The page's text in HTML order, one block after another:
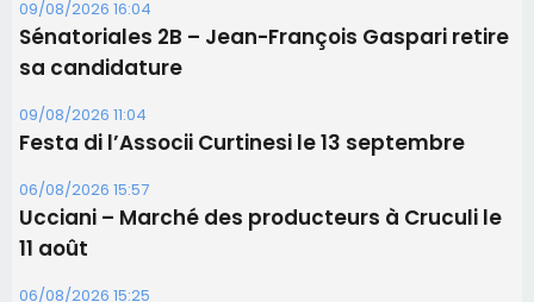
Les brèves
09/08/2026 16:04
Sénatoriales 2B – Jean-François Gaspari retire
sa candidature